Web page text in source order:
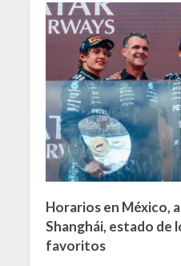
Horarios en México,
Shanghái, estado de
favoritos